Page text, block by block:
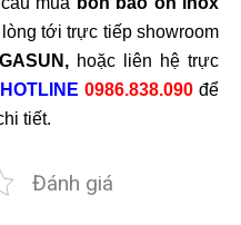
tới trực tiếp showroom
hoặc liên hệ trực
HOTLINE 0986.838.090để
tiết.
Đánh giá